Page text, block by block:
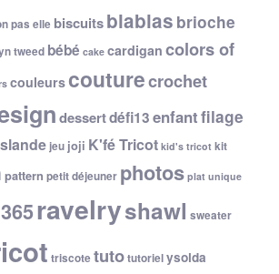
pas elle biscuitsblablas brioche
tweed bébé cake cardigan colors of
couleurscouturecrochet
dessertdéfi13enfantfilage
jeu joji K'fé Tricot kid's tricot kit
pattern petit déjeuner photos plat unique
ravelryshawl sweater
triscote tutotutorielysolda